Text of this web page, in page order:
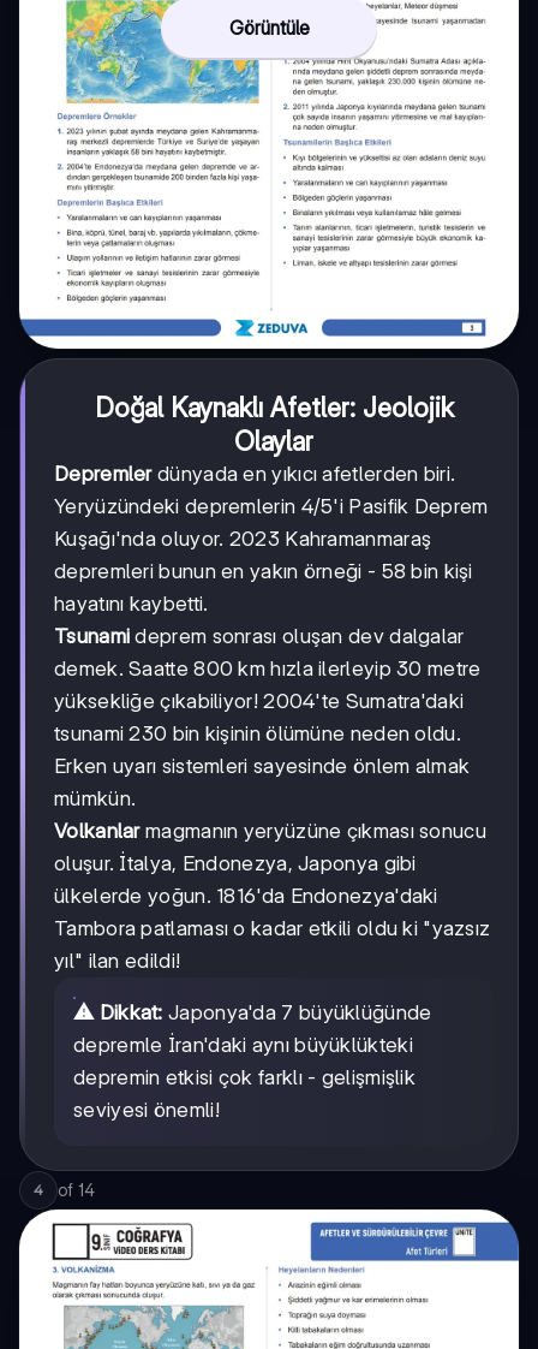
Görüntüle
Doğal Kaynaklı Afetler: Jeolojik
Olaylar
Depremlerdünyada en yıkıcı afetlerden biri.
Yeryüzündeki depremlerin 4/5'i Pasifik Deprem
Kuşağı'nda oluyor. 2023 Kahramanmaraş
depremleri bunun en yakın örneği - 58 bin kişi
hayatını kaybetti.
Tsunami deprem sonrası oluşan dev dalgalar
demek. Saatte 800 km hızla ilerleyip 30 metre
yüksekliğe çıkabiliyor! 2004'te Sumatra'daki
tsunami 230 bin kişinin ölümüne neden oldu.
Erken uyarı sistemleri sayesinde önlem almak
mümkün.
Volkanlarmagmanın yeryüzüne çıkması sonucu
oluşur. İtalya, Endonezya, Japonya gibi
ülkelerde yoğun. 1816'da Endonezya'daki
Tambora patlaması o kadar etkili oldu ki "yazsız
yıl" ilan edildi!
⚠️ Dikkat: Japonya'da 7 büyüklüğünde
depremle İran'daki aynı büyüklükteki
depremin etkisi çok farklı - gelişmişlik
seviyesi önemli!
4 of 14